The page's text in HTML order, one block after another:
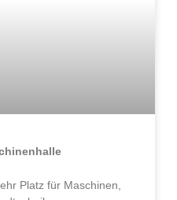
Platz für Maschinen,